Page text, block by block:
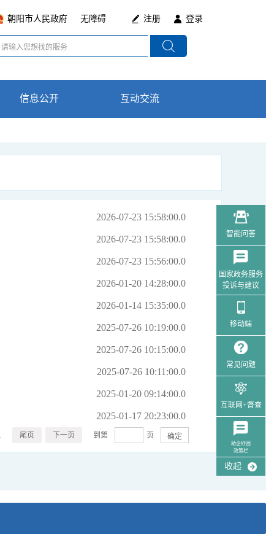
朝阳市人民政府 无障碍 注册 登录
数据局简介
征集
信息公开 互动交流
智能问答
国家政务服务
投诉与建议
移动端
常见问题
互联网+督查
助企纾困
政策栏
收起